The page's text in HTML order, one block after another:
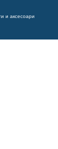
и аксесоари